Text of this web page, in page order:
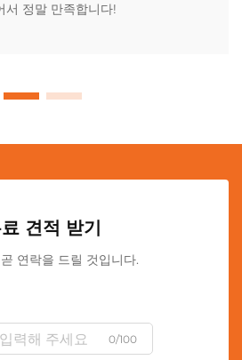
서 정말 만족합니다!
견적 받기
연락을 드릴 것입니다.
0/100